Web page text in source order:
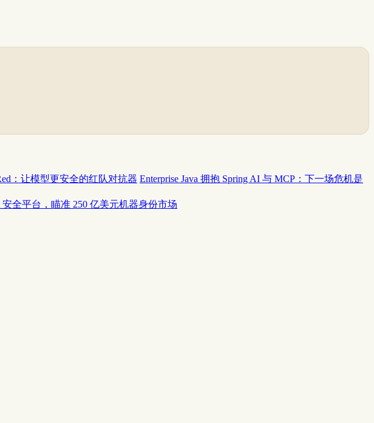
：让模型更安全的红队对抗器 Enterprise Java 拥抱 Spring AI 与 MCP：下一场危机是
安全平台，瞄准 250 亿美元机器身份市场